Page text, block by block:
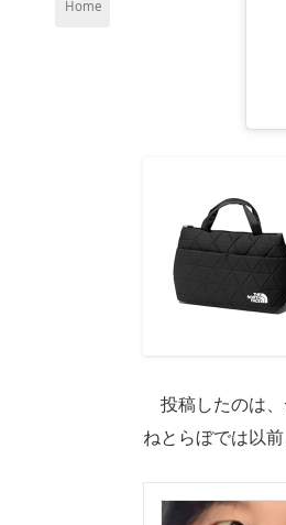
Home
投稿したのは、
ねとらぼでは以